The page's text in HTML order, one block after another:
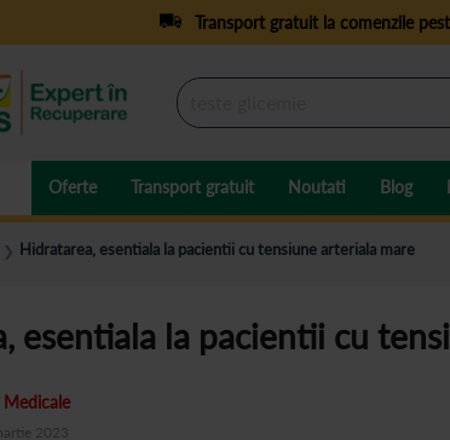
Transport gratuit la comenzile
Oferte Transport gratuit Noutati Blog
❯ Hidratarea, esentiala la pacientii cu tensiune arteriala mare
esentiala la pacientii cu
2023